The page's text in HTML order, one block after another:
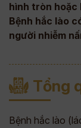
hình tròn hoặc
Bệnh hắc lào
người nhiễm
Tổng
Bệnh hắc lào